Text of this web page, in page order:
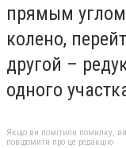
прямым
колено,
другой –
одного
Якщо ви помітили помилку,
повідомити про це редакцію